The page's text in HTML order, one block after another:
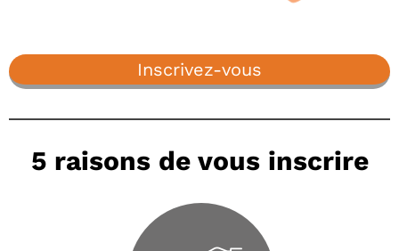
Inscrivez-vous
5 raisons de vous inscrire